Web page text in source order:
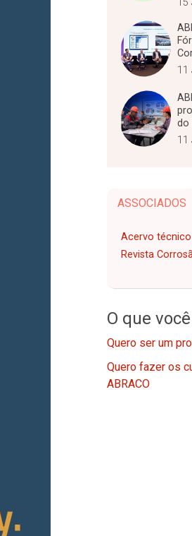
11
do
11
ASSOCIADOS
Acervo técnico
Revista
O que
Quero ser um
Quero fazer os
ABRACO